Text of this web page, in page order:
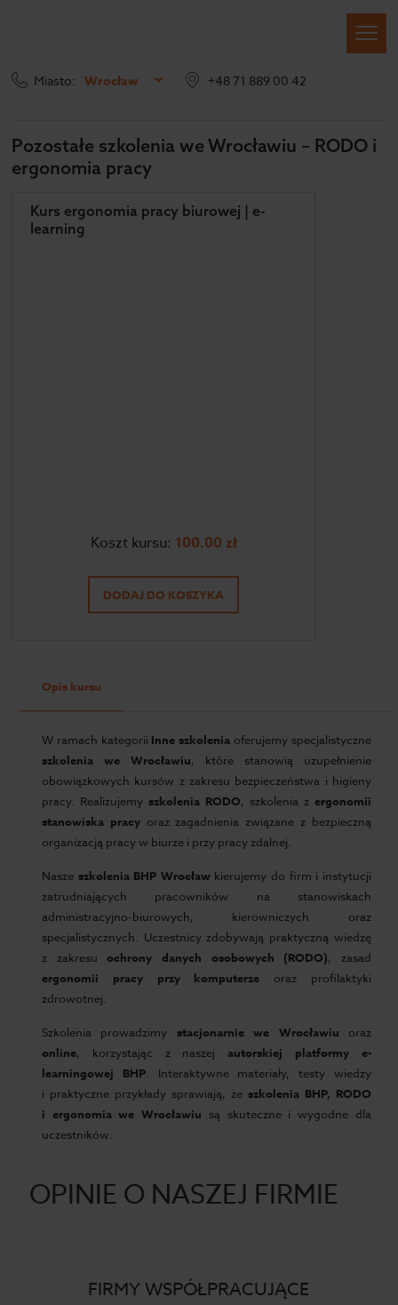
Miasto: Wrocław +48 71 889 00 42
Pozostałe szkolenia we Wrocławiu – RODO i
ergonomia pracy
Opis kursu
W ramach kategorii Inne szkolenia oferujemy specjalistyczne
szkolenia we Wrocławiu, które stanowią uzupełnienie
obowiązkowych kursów z zakresu bezpieczeństwa i higieny
pracy. Realizujemy szkolenia RODO, szkolenia z ergonomii
stanowiska pracyoraz zagadnienia związane z bezpieczną
organizacją pracy w biurze i przy pracy zdalnej.
Nasze szkolenia BHP Wrocław kierujemy do firm i instytucji
zatrudniających pracowników na stanowiskach
administracyjno-biurowych, kierowniczych oraz
specjalistycznych. Uczestnicy zdobywają praktyczną wiedzę
z zakresuochrony danych osobowych (RODO), zasad
ergonomii pracy przy komputerze oraz profilaktyki
zdrowotnej.
Szkolenia prowadzimy stacjonarnie we Wrocławiu oraz
online, korzystając z naszejautorskiej platformy e-
learningowej BHP. Interaktywne materiały, testy wiedzy
i praktyczne przykłady sprawiają, że szkolenia BHP, RODO
i ergonomia we Wrocławiu są skuteczne i wygodne dla
uczestników.
Kurs ergonomia pracy biurowej | e-
learning
Koszt kursu: 100.00 zł
DODAJ DO KOSZYKA
OPINIE O NASZEJ FIRMIE
FIRMY WSPÓŁPRACUJĄCE